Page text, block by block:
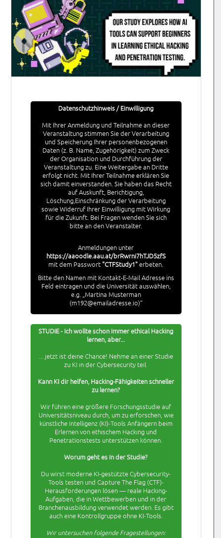
Datenschutzhinweis / Einwilligung
Mit Ihrer Anmeldung und Teilnahme an dieser
Veranstaltung stimmen Sie der Verarbeitung
und Speicherung Ihrer personenbezogenen
Daten (z. B. Name, Zugehörigkeit) zum Zweck
der Organisation und Durchführung der
Veranstaltung zu. Eine Weitergabe an Dritte
erfolgt nicht. Mit Ihrer Teilnahme erklären Sie
sich damit einverstanden. Sie haben das Recht
auf Auskunft, Berichtigung,
Löschung,Einschränkung der Verarbeitung
sowie Widerruf Ihrer Einwilligung mit Wirkung
für die Zukunft. Bei Fragen wenden Sie sich
bitte an den Veranstalter.
Anmeldungen unter
https://aaoodle.aau.at/brRwrni7hTJD5zfS
mit dem Passwort "CTFStudy1"erbeten.
Bitte den Namen mit Kontakt-E-Mail Adresse ins
Feld eintragen und die Universität auswählen,
e.g. „Martina Musterman
(m192@emailadresse.io)“
STUDIE - Ich wollte schon immer ethical Hacking
lernen, aber...
... jetzt ist deine Chance! Nehme an einer Studie
zu KI in der Cybersecurity teil.
Kann KI dir helfen, Hacking-Fähigkeiten schneller
zu lernen?
Wir führen eine größere Forschungsstudie auf
Universitätsniveau durch, um zu erforschen, wie
künstliche Intelligenz (KI)-Tools Anfängern beim
Erlernen von ethischem Hacking und
Penetrationstests unterstützen können.
Worum geht es in der Studie?
Du wirst moderne KI-gestützte Cybersecurity-
Tools testen und Capture The Flag (CTF)-
Herausforderungen lösen — reale Hacking-
Aufgaben, die in Wettbewerben und in der
Branchenausbildung verwendet werden. Es gibt
auch eine Kontrollgruppe ohne KI-Tools.
Wir untersuchen folgende Fragestellungen: